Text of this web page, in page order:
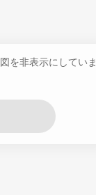
を非表示にしていま